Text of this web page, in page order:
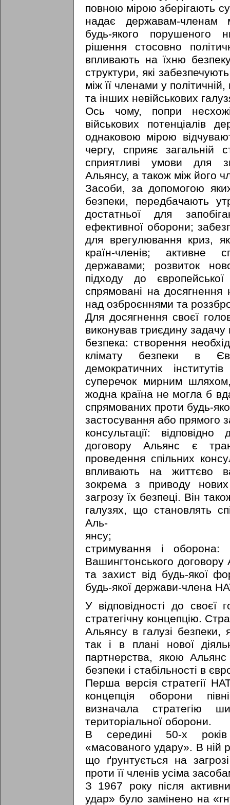
повною мірою зберігають
надає державам-членам
будь-якого порушеного
рішення стосовно
впливають на їхню
структури, які
між її членами у політичній,
та інших невійськових
Ось чому, попри
військових потенціалів
однаковою мірою
чергу, сприяє загальній
сприятливі умови для
Альянсу, а також між його
Засоби, за допомогою
безпеки, передбачають
достатньої для
ефективної оборони;
для врегулювання криз,
країн-членів; активне
державами; розвиток
підходу до
спрямовані на досягнення
над озброєннями та
Для досягнення своєї
виконував триєдину задачу
безпека: створення
клімату безпеки в
демократичних
суперечок мирним
жодна країна не могла б
спрямованих проти будь-
застосування або прямого
консультації:
договору Альянс є
проведення спільних
впливають на життєво
зокрема з приводу
загрозу їх безпеці. Він
галузях, що становлять
Аль-
янсу;
стримування і
Вашингтонського
та захист від будь-якої
будь-якої держави-члена
У відповідності до своєї
стратегічну концепцію.
Альянсу в галузі безпеки,
так і в плані нової
партнерства, якою
безпеки і стабільності в
Перша версія стратегії
концепція оборони
визначала стратегію
територіальної оборони.
В середині 50-х років
«масованого удару». В ній
що ґрунтується на
проти її членів усіма
З 1967 року після
удар» було замінено на